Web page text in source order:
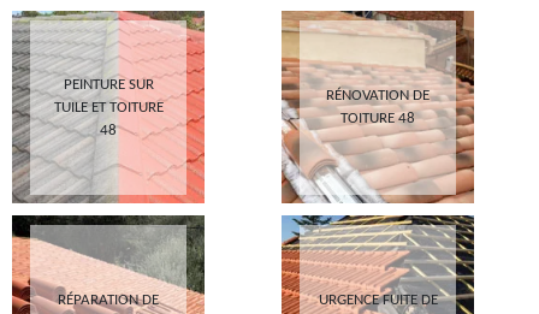
PEINTURE SUR
TUILE ET TOITURE
48
RÉNOVATION DE
TOITURE 48
RÉPARATION DE
URGENCE FUITE DE